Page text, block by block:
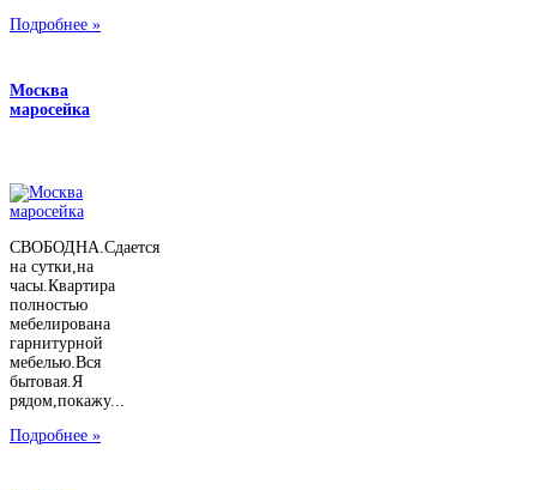
Подробнее »
Москва
маросейка
СВОБОДНА.Сдается
на сутки,на
часы.Квартира
полностью
мебелирована
гарнитурной
мебелью.Вся
бытовая.Я
рядом,покажу...
Подробнее »